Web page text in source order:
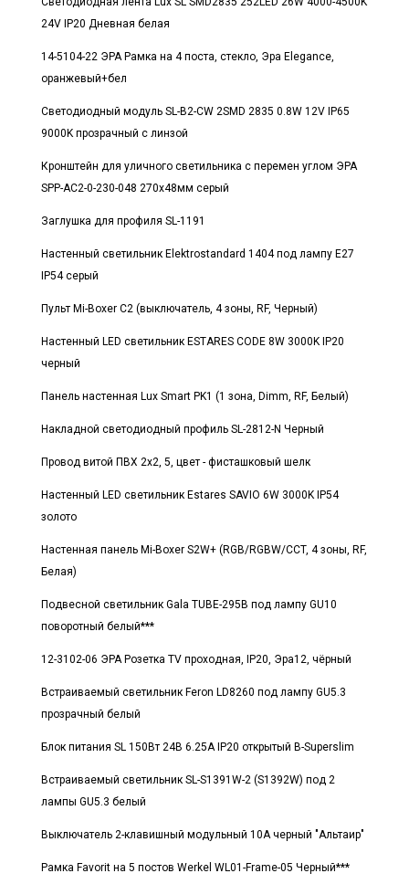
24V IP20 Дневная белая
14-5104-22 ЭРА Рамка на 4 поста, стекло, Эра Elegance,
оранжевый+бел
Светодиодный модуль SL-B2-CW 2SMD 2835 0.8W 12V IP65
9000K прозрачный с линзой
Кронштейн для уличного светильника с перемен углом ЭРА
SPP-AC2-0-230-048 270х48мм серый
Заглушка для профиля SL-1191
Настенный светильник Elektrostandard 1404 под лампу E27
IP54 серый
Пульт Mi-Boxer C2 (выключатель, 4 зоны, RF, Черный)
Настенный LED светильник ESTARES CODE 8W 3000K IP20
черный
Панель настенная Lux Smart PK1 (1 зона, Dimm, RF, Белый)
Накладной светодиодный профиль SL-2812-N Черный
Провод витой ПВХ 2х2, 5, цвет - фисташковый шелк
Настенный LED светильник Estares SAVIO 6W 3000K IP54
золото
Настенная панель Mi-Boxer S2W+ (RGB/RGBW/CCT, 4 зоны, RF,
Белая)
Подвесной светильник Gala TUBE-295B под лампу GU10
поворотный белый***
12-3102-06 ЭРА Розетка TV проходная, IP20, Эра12, чёрный
Встраиваемый светильник Feron LD8260 под лампу GU5.3
прозрачный белый
Блок питания SL 150Вт 24В 6.25А IP20 открытый B-Superslim
Встраиваемый светильник SL-S1391W-2 (S1392W) под 2
лампы GU5.3 белый
Выключатель 2-клавишный модульный 10А черный "Альтаир"
Рамка Favorit на 5 постов Werkel WL01-Frame-05 Черный***